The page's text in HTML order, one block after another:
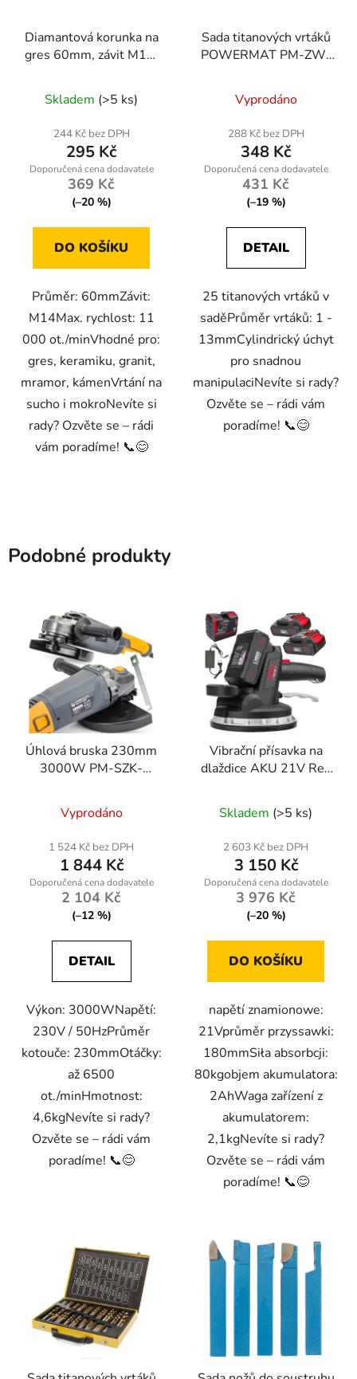
Diamantová korunka na
gres 60mm, závit M14,
Skladem (>5 ks)
244 Kč bez DPH
295 Kč
369 Kč
(–20 %)
DO KOŠÍKU
Průměr: 60mmZávit:
M14Max. rychlost: 11
000 ot./minVhodné pro:
gres, keramiku, granit,
mramor, kámenVrtání na
sucho i mokroNevíte si
rady? Ozvěte se – rádi
vám poradíme! 📞😊
Sada titanových vrtáků
POWERMAT PM-ZW-
Vyprodáno
288 Kč bez DPH
348 Kč
431 Kč
(–19 %)
DETAIL
25 titanových vrtáků v
saděPrůměr vrtáků: 1 -
13mmCylindrický úchyt
pro snadnou
manipulaciNevíte si rady?
Ozvěte se – rádi vám
poradíme! 📞😊
Podobné produkty
Úhlová bruska 230mm
3000W PM-SZK-
Vyprodáno
1 524 Kč bez DPH
1 844 Kč
2 104 Kč
(–12 %)
DETAIL
Výkon: 3000WNapětí:
230V / 50HzPrůměr
kotouče: 230mmOtáčky:
až 6500
ot./minHmotnost:
4,6kgNevíte si rady?
Ozvěte se – rádi vám
poradíme! 📞😊
Vibrační přísavka na
dlaždice AKU 21V Red
Skladem (>5 ks)
2 603 Kč bez DPH
3 150 Kč
3 976 Kč
(–20 %)
DO KOŠÍKU
napětí znamionowe:
21Vprůměr przyssawki:
180mmSiła absorbcji:
80kgobjem akumulatora:
2AhWaga zařízení z
akumulatorem:
2,1kgNevíte si rady?
Ozvěte se – rádi vám
poradíme! 📞😊